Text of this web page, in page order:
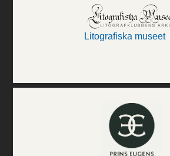
Litografiska museet